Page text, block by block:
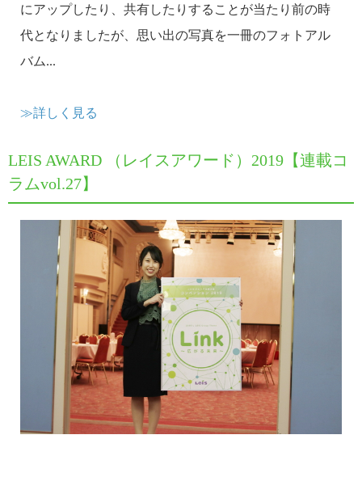
にアップしたり、共有したりすることが当たり前の時
代となりましたが、思い出の写真を一冊のフォトアル
バム...
≫詳しく見る
LEIS AWARD （レイスアワード）2019【連載コ
ラムvol.27】